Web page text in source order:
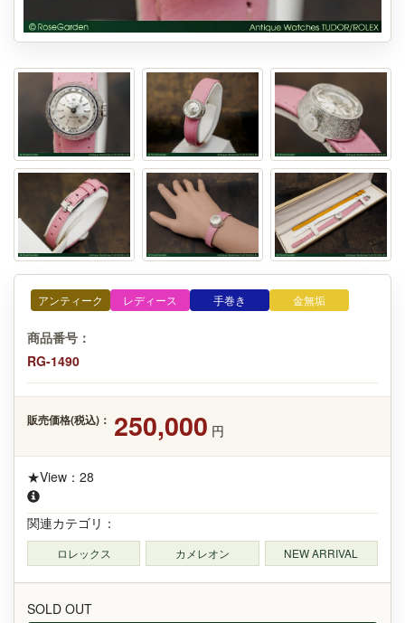
アンティーク レディース 手巻き 金無垢
商品番号：
RG-1490
販売価格(税込)： 250,000 円
★View：28
関連カテゴリ：
ロレックス カメレオン NEW ARRIVAL
SOLD OUT